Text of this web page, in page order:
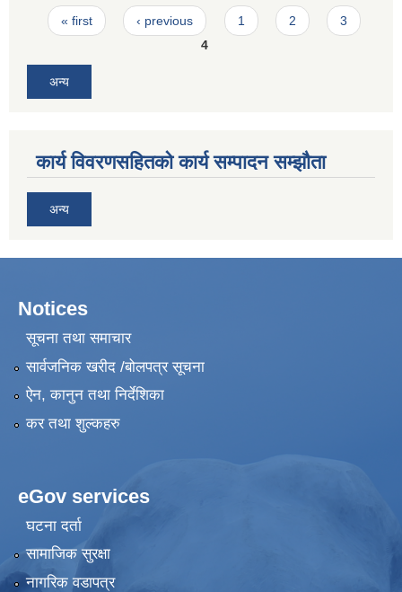
Pages
« first ‹ previous 1 2
3
4
अन्य
कार्य विवरणसहितको कार्य सम्पादन सम्झौता
अन्य
Notices
सूचना तथा समाचार
सार्वजनिक खरीद /बोलपत्र सूचना
ऐन, कानुन तथा निर्देशिका
कर तथा शुल्कहरु
eGov services
घटना दर्ता
सामाजिक सुरक्षा
नागरिक वडापत्र